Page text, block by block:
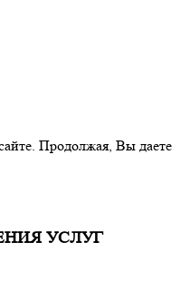
Продолжая, Вы даете
УСЛУГ